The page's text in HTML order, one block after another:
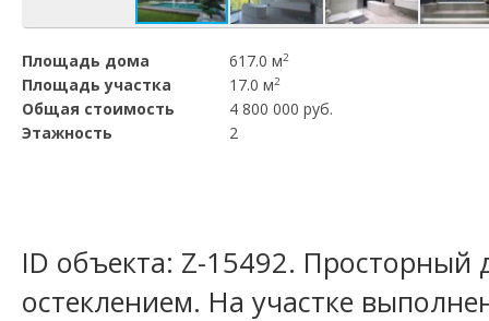
Площадь дома 617.0 м2
Площадь участка 17.0 м2
Общая стоимость
4 800 000 руб.
Этажность
2
ID объекта: Z-15492.
остеклением. На участке